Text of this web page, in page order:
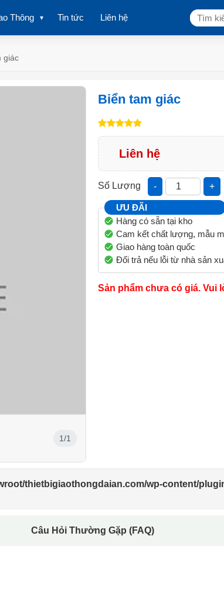
Thông Tin tức Liên hệ
Tìm
kiếm:
giác
1/1
Biển tam giác
Liên hệ
Số Lượng - +
ƯU ĐÃI
Hàng có sẵn tại kho
Cam kết chất lượng, mẫu
Giao hàng toàn quốc
Đổi trả nếu lỗi từ nhà sản
Sản phẩm chưa có giá. Vui
thietbigiaothongdaian.com/wp-content/
Câu Hỏi Thường Gặp (FAQ)